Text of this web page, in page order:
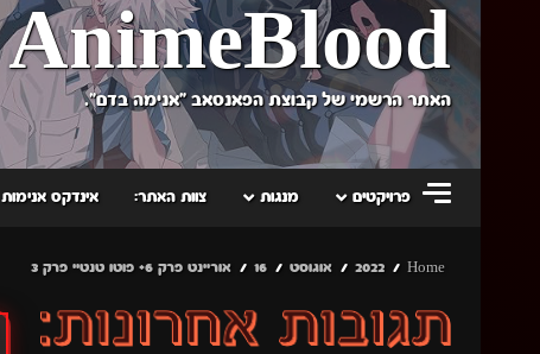
AnimeBlood
האתר הרשמי של קבוצת הפאנסאב "אנימה בדם".
פרויקטים מנגות צוות האתר: אינדקס אנימות
Home
2022 אוגוסט 16 אוריינט פרק 6+ פוטו טנטיי פרק 3